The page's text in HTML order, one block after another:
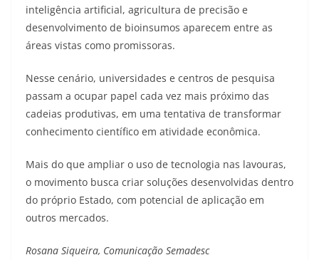
inteligência artificial, agricultura de precisão e
desenvolvimento de bioinsumos aparecem entre as
áreas vistas como promissoras.
Nesse cenário, universidades e centros de pesquisa
passam a ocupar papel cada vez mais próximo das
cadeias produtivas, em uma tentativa de transformar
conhecimento científico em atividade econômica.
Mais do que ampliar o uso de tecnologia nas lavouras,
o movimento busca criar soluções desenvolvidas dentro
do próprio Estado, com potencial de aplicação em
outros mercados.
Rosana Siqueira, Comunicação Semadesc